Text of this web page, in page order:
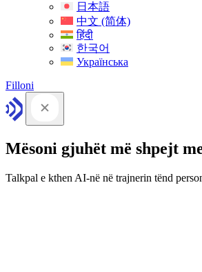
日本語
中文 (简体)
हिंदी
한국어
Українська
Filloni
Mësoni gjuhët më shpejt
Talkpal e kthen AI-në në trajnerin tënd